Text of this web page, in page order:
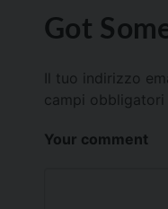
Got
Il tuo indirizzo
campi obbligatori
Your comment